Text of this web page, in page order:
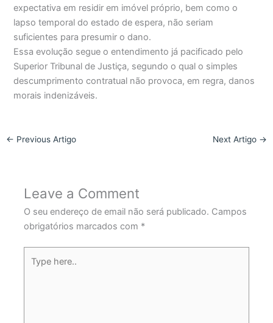
expectativa em residir em imóvel próprio, bem como o
lapso temporal do estado de espera, não seriam
suficientes para presumir o dano.
Essa evolução segue o entendimento já pacificado pelo
Superior Tribunal de Justiça, segundo o qual o simples
descumprimento contratual não provoca, em regra, danos
morais indenizáveis.
← Previous Artigo Next Artigo →
Leave a Comment
O seu endereço de email não será publicado. Campos
obrigatórios marcados com *
here..